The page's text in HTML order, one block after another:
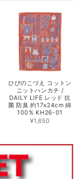
ひびのこづえ コットン
ニットハンカチ /
DAILY LIFE レッド 抗
菌 防臭 約17x24cm 綿
100% KH26-01
¥1,650